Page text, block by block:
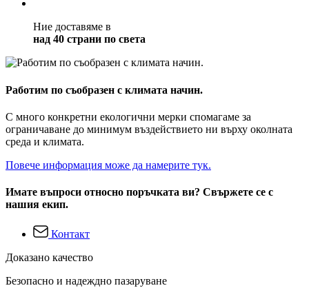
Ние доставяме в
над 40 страни по света
Работим по съобразен с климата начин.
С много конкретни екологични мерки спомагаме за
ограничаване до минимум въздействието ни върху околната
среда и климата.
Повече информация може да намерите тук.
Имате въпроси относно поръчката ви? Свържете се с
нашия екип.
Контакт
Доказано качество
Безопасно и надеждно пазаруване